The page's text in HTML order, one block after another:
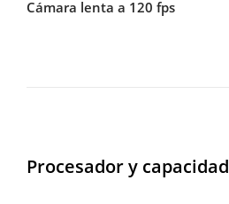
Cámara lenta a 120 fps
Procesador y capacidad